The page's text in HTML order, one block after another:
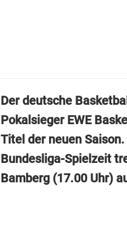
Der deutsche
Pokalsieger EWE
Titel der neuen
Bundesliga-Spielzeit
Bamberg (17.00 Uhr)